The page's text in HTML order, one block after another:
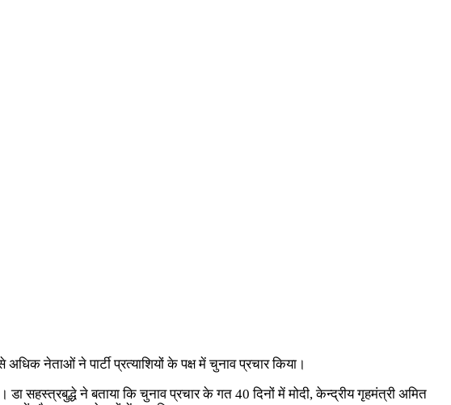
नेताओं ने पार्टी प्रत्याशियों के पक्ष में चुनाव प्रचार किया।
सहस्त्रबुद्धे ने बताया कि चुनाव प्रचार के गत 40 दिनों में मोदी, केन्द्रीय गृहमंत्री अमित